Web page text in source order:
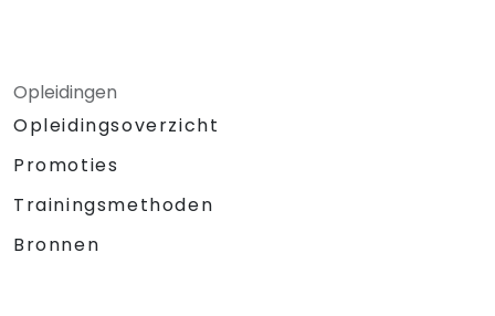
Opleidingen
Opleidingsoverzicht
Promoties
Trainingsmethoden
Bronnen